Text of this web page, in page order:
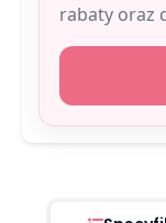
rabaty oraz